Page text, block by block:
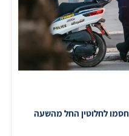
לחלוטין החל מהשעה